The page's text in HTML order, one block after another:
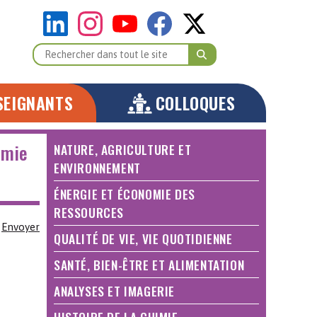
COLLOQUES
Envoyer
NATURE, AGRICULTURE ET
ENVIRONNEMENT
ÉNERGIE ET ÉCONOMIE DES
RESSOURCES
QUALITÉ DE VIE, VIE QUOTIDIENNE
SANTÉ, BIEN-ÊTRE ET ALIMENTATION
ANALYSES ET IMAGERIE